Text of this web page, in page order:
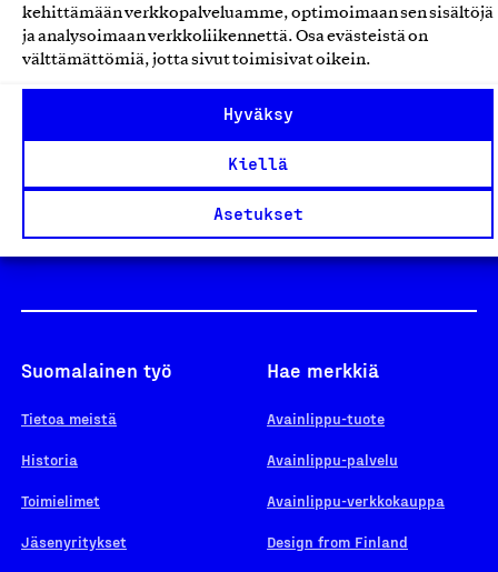
kehittämään verkkopalveluamme, optimoimaan sen sisältöjä
ja analysoimaan verkkoliikennettä. Osa evästeistä on
välttämättömiä, jotta sivut toimisivat oikein.
Hyväksy
Kiellä
Asetukset
Design From Finland
Yhteiskunnallinen Yritys -merkki
Suomalainen työ
Tietoa meistä
Historia
Toimielimet
Jäsenyritykset
Hae merkkiä
Avainlippu-tuote
Avainlippu-palvelu
Avainlippu-verkkokauppa
Design from Finland